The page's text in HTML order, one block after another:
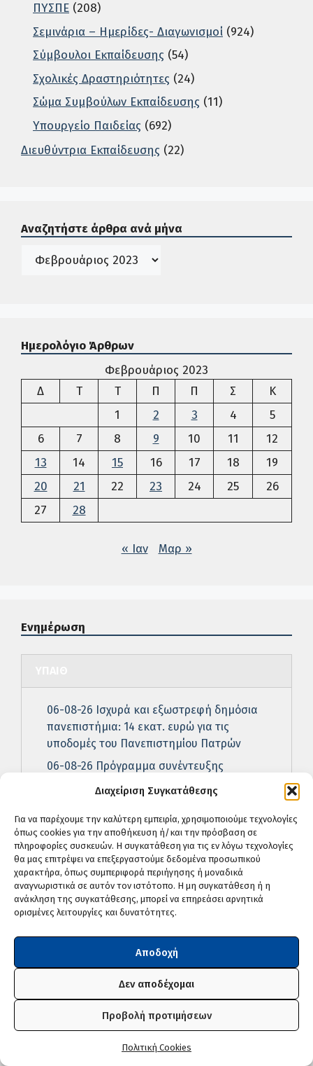
Διαχείριση Συγκατάθεσης
Για να παρέχουμε την καλύτερη εμπειρία, χρησιμοποιούμε τεχνολογίες
όπως cookies για την αποθήκευση ή/και την πρόσβαση σε
πληροφορίες συσκευών. Η συγκατάθεση για τις εν λόγω τεχνολογίες
θα μας επιτρέψει να επεξεργαστούμε δεδομένα προσωπικού
χαρακτήρα, όπως συμπεριφορά περιήγησης ή μοναδικά
αναγνωριστικά σε αυτόν τον ιστότοπο. Η μη συγκατάθεση ή η
ανάκληση της συγκατάθεσης, μπορεί να επηρεάσει αρνητικά
ορισμένες λειτουργίες και δυνατότητες.
Αποδοχή
Δεν αποδέχομαι
Προβολή προτιμήσεων
Πολιτική Cookies
ΠΥΣΠΕ (208)
Σεμινάρια – Ημερίδες- Διαγωνισμοί (924)
Σύμβουλοι Εκπαίδευσης (54)
Σχολικές Δραστηριότητες (24)
Σώμα Συμβούλων Εκπαίδευσης (11)
Υπουργείο Παιδείας (692)
Διευθύντρια Εκπαίδευσης (22)
Αναζητήστε άρθρα ανά μήνα
Ιστορικό
Ημερολόγιο Άρθρων
Φεβρουάριος 2023
ΔΔευτέρα
ΤΤρίτη ΤΤετάρτη
Π Πέμπτη
Π Παρασκευή
Σ Σάββατο
Κ
1
2 3 4
5
6
7 8 9 10 11
12
13
14 15 16 17 18
19
20
21 22 23 24 25
26
27
28
« Ιαν Μαρ »
Ενημέρωση
06-08-26 Ισχυρά και εξωστρεφή δημόσια
πανεπιστήμια: 14 εκατ. ευρώ για τις
υποδομές του Πανεπιστημίου Πατρών
06-08-26 Πρόγραμμα συνέντευξης
υποψηφίου για την πλήρωση της
κενούμενης θέσης Διευθυντή Π.ΕΠΑ.Λ.
Ακρωτηρίου
05-08-26 Συλλυπητήρια ανακοίνωση του
ΥΠΑΙΘΑ για την απώλεια του Θοδωρή
Κατσωνόπουλου
05-08-26 Ανάκληση Απόσπασης
Εκπαιδευτικού Α/θμιας Εκπ/σης σε
θμιας Εκπ/σης για τα σχολικά έτη 2026-2027,
2027-2028 και 2028-2029
05-08-26 Προσωρινός Αξιολογικός Πίνακας
Υποψηφίου Διευθυντή Π.ΕΠΑ.Λ. Ακρωτηρίου
05-08-26 Προσωρινοί αξιολογικοί πίνακες
υποψηφίων κλάδου ΠΕ02 Φιλολόγων για την
κάλυψη θέσεων διδακτικού προσωπικού στα